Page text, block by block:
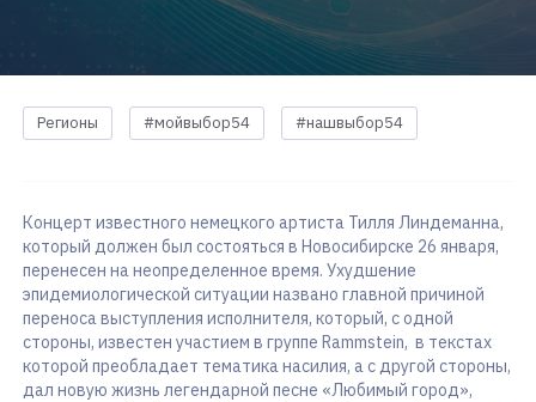
Регионы #мойвыбор54 #нашвыбор54
Концерт известного немецкого артиста Тилля Линдеманна,
который должен был состояться в Новосибирске 26 января,
перенесен на неопределенное время. Ухудшение
эпидемиологической ситуации названо главной причиной
переноса выступления исполнителя, который, с одной
стороны, известен участием в группе Rammstein, в текстах
которой преобладает тематика насилия, а с другой стороны,
дал новую жизнь легендарной песне «Любимый город»,